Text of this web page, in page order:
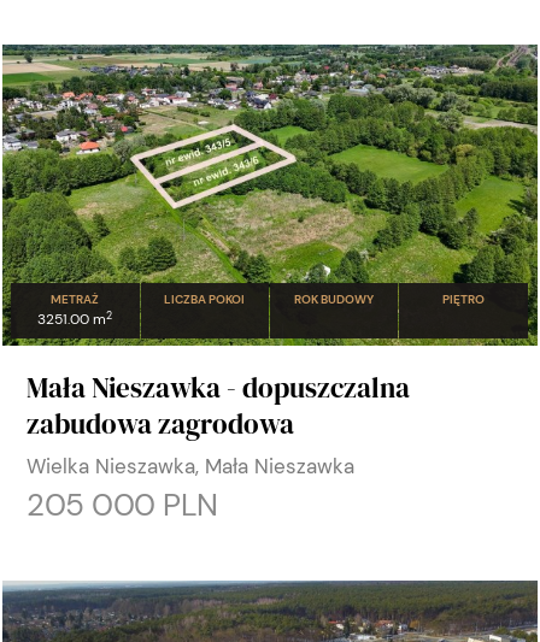
METRAŻ
3251.00 m2
LICZBA POKOI ROK BUDOWY PIĘTRO
Mała Nieszawka - dopuszczalna
zabudowa zagrodowa
Wielka Nieszawka, Mała Nieszawka
205 000 PLN